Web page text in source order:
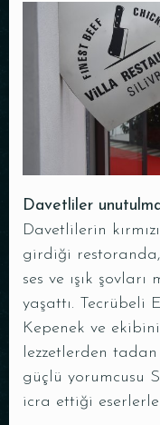
Davetliler
Davetlilerin
girdiği restoranda,
ses ve ışık
yaşattı. Tecrübeli
Kepenek ve
lezzetlerden
güçlü yorumcusu
icra ettiği